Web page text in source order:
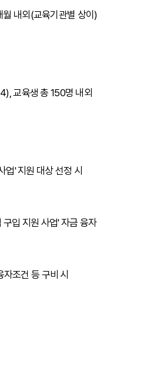
내외(교육기관별 상이)
교육생 총 150명 내외
업' 지원 대상 선정 시
구입 지원 사업' 자금 융자
조건 등 구비 시